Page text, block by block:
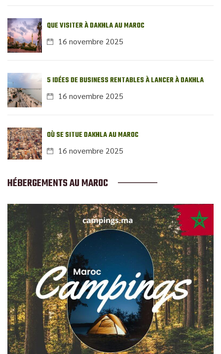
QUE VISITER À DAKHLA AU MAROC
16 novembre 2025
5 IDÉES DE BUSINESS RENTABLES À LANCER À DAKHLA
16 novembre 2025
OÙ SE SITUE DAKHLA AU MAROC
16 novembre 2025
HÉBERGEMENTS AU MAROC